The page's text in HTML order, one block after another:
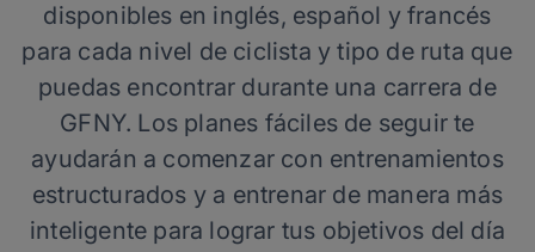
disponibles en inglés, español y francés
para cada nivel de ciclista y tipo de ruta que
puedas encontrar durante una carrera de
GFNY. Los planes fáciles de seguir te
ayudarán a comenzar con entrenamientos
estructurados y a entrenar de manera más
inteligente para lograr tus objetivos del día